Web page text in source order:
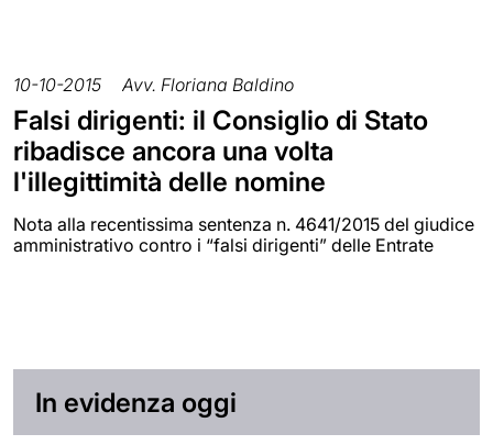
10-10-2015 Avv. Floriana Baldino
Falsi dirigenti: il Consiglio di Stato
ribadisce ancora una volta
l'illegittimità delle nomine
Nota alla recentissima sentenza n. 4641/2015 del giudice
amministrativo contro i “falsi dirigenti” delle Entrate
In evidenza oggi